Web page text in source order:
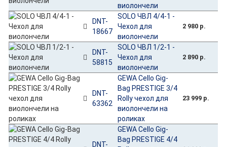
виолончели
DNT-
18667
SOLO ЧВЛ 4/4-1 -
Чехол для
виолончели
2 980 р.
DNT-
58815
SOLO ЧВЛ 1/2-1 -
Чехол для
виолончели
2 890 р.
DNT-
63362
GEWA Cello Gig-
Bag PRESTIGE 3/4
Rolly чехол для
виолончели на
роликах
23 999 р.
DNT-
GEWA Cello Gig-
Bag PRESTIGE 4/4